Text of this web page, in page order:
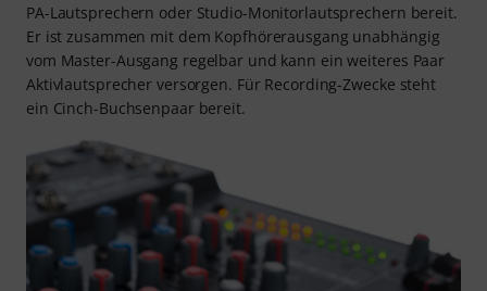
PA-Lautsprechern oder Studio-Monitorlautsprechern bereit.
Er ist zusammen mit dem Kopfhörerausgang unabhängig
vom Master-Ausgang regelbar und kann ein weiteres Paar
Aktivlautsprecher versorgen. Für Recording-Zwecke steht
ein Cinch-Buchsenpaar bereit.